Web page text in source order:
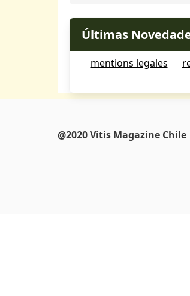
Últimas
mentions legales
@2020 Vitis Magazine Chile